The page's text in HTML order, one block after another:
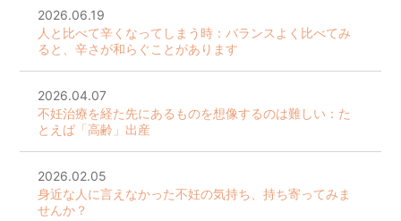
2026.06.19
人と比べて辛くなってしまう時：バランスよく比べてみ
ると、辛さが和らぐことがあります
2026.04.07
不妊治療を経た先にあるものを想像するのは難しい：た
とえば「高齢」出産
2026.02.05
身近な人に言えなかった不妊の気持ち、持ち寄ってみま
せんか？